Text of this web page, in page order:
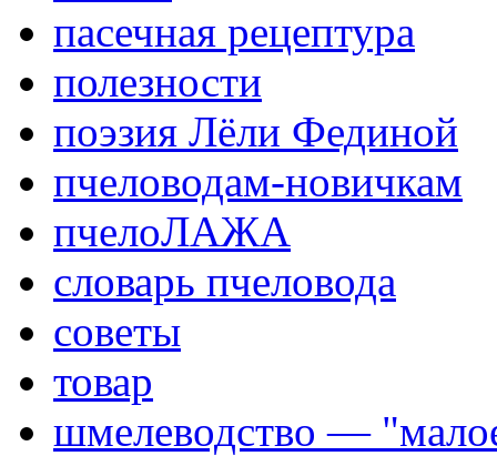
пасечная рецептура
полезности
поэзия Лёли Фединой
пчеловодам-новичкам
пчелоЛАЖА
словарь пчеловода
советы
товар
шмелеводство —